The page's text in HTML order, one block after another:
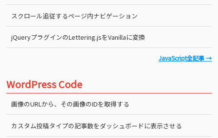
スクロール追従するページ内ナビゲーション
jQueryプラグインのLettering.jsをVanillaに変換
JavaScript全記事 →
WordPress Code
画像のURLから、その画像のIDを取得する
カスタム投稿タイプの記事数をダッシュボードに表示させる